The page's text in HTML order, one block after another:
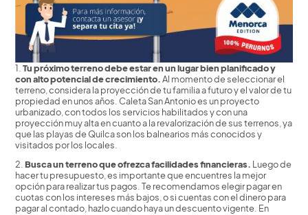
1.Tu próximo terreno debe estar en un lugar bien planificado y
con alto potencial de crecimiento.Al momento de seleccionar el
terreno, considera la proyección de tu familia a futuro y el valor de tu
propiedad en unos años. Caleta San Antonio es un proyecto
urbanizado, con todos los servicios habilitados y con una
proyección muy alta en cuanto a la revalorización de sus terrenos, ya
que las playas de Quilca son los balnearios más conocidos y
visitados por los locales.
2.Busca un terreno que ofrezca facilidades financieras. Luego de
hacer tu presupuesto, es importante que encuentres la mejor
opción para realizar tus pagos. Te recomendamos elegir pagar en
cuotas con los intereses más bajos, o si cuentas con el dinero para
pagar al contado, hazlo cuando haya un descuento vigente. En